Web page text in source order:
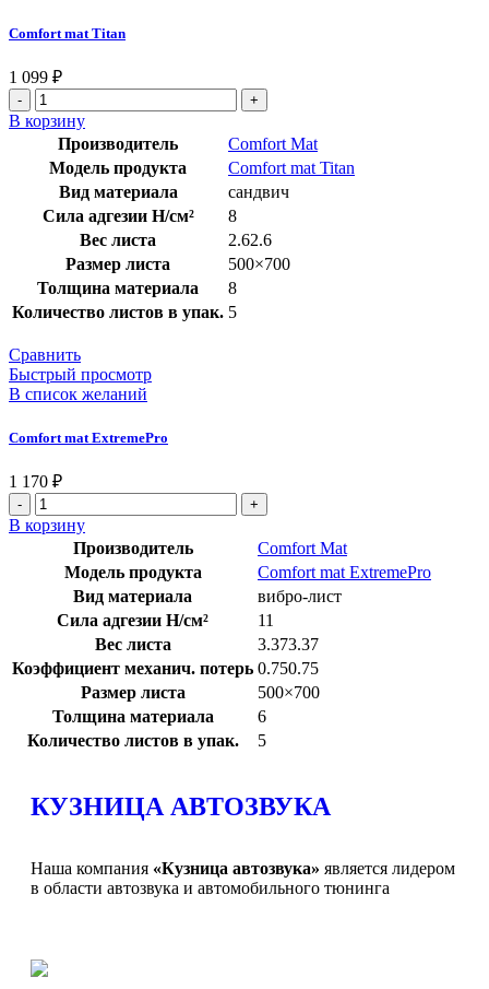
Comfort mat Titan
1 099 ₽
В корзину
Производитель
Comfort Mat
Модель продукта
Comfort mat Titan
Вид материала
сандвич
Сила адгезии Н/см²
8
Вес листа
2.62.6
Размер листа
500×700
Толщина материала
8
Количество листов в упак. 5
Сравнить
Быстрый просмотр
В список желаний
Comfort mat ExtremePro
1 170 ₽
В корзину
Производитель
Comfort Mat
Модель продукта
Comfort mat ExtremePro
Вид материала
вибро-лист
Сила адгезии Н/см²
11
Вес листа
3.373.37
Коэффициент механич. потерь 0.750.75
Размер листа
500×700
Толщина материала
6
Количество листов в упак.
5
КУЗНИЦА АВТОЗВУКА
Наша компания «Кузница автозвука» является лидером
в области автозвука и автомобильного тюнинга